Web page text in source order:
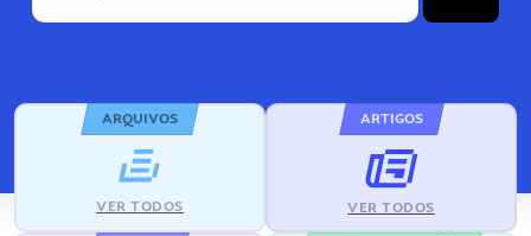
ARQUIVOS
VER TODOS
ARTIGOS
VER TODOS